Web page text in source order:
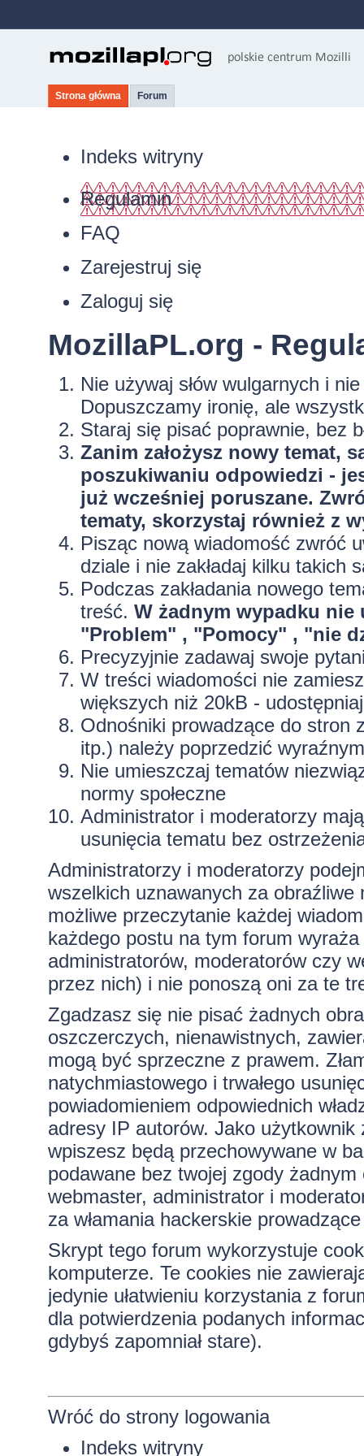
Strona główna Forum
Indeks witryny
Regulamin
FAQ
Zarejestruj się
Zaloguj się
MozillaPL.org -
Nie używaj słów wulgarnych i
Dopuszczamy ironię, ale
Staraj się pisać poprawnie, bez
Zanim założysz nowy temat,
poszukiwaniu odpowiedzi -
już wcześniej poruszane.
tematy, skorzystaj również z
Pisząc nową wiadomość zwróć
dziale i nie zakładaj kilku takich
Podczas zakładania nowego
treść. W żadnym wypadku
"Problem" , "Pomocy" , "nie
Precyzyjniezadawaj swoje
W treści wiadomości nie
większych niż 20kB -
Odnośniki prowadzące do stron
itp.) należy poprzedzić
Nie umieszczaj tematów
normy społeczne
Administrator i moderatorzy
usunięcia tematu bez
Administratorzy i moderatorzy
wszelkich uznawanych za obraźliwe
możliwe przeczytanie każdej
każdego postu na tym forum
administratorów, moderatorów czy
przez nich) i nie ponoszą oni za te
Zgadzasz się nie pisać żadnych
oszczerczych, nienawistnych,
mogą być sprzeczne z prawem.
natychmiastowego i trwałego
powiadomieniem odpowiednich
adresy IP autorów. Jako
wpiszesz będą przechowywane w
podawane bez twojej zgody
webmaster, administrator i
za włamania hackerskie
Skrypt tego forum wykorzystuje
komputerze. Te cookies nie
jedynie ułatwieniu korzystania z
dla potwierdzenia podanych
gdybyś zapomniał stare).
Wróć do strony logowania
Indeks witryny